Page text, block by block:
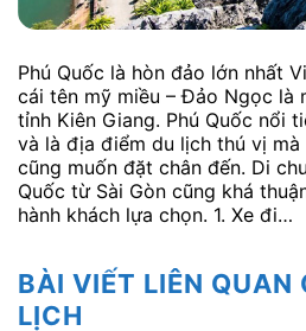
Phú Quốc là hòn đảo lớn nhất
cái tên mỹ miều – Đảo Ngọc là
tỉnh Kiên Giang. Phú Quốc nổi
và là địa điểm du lịch thú vị
cũng muốn đặt chân đến. Di
Quốc từ Sài Gòn cũng khá
hành khách lựa chọn. 1. Xe đi…
BÀI VIẾT LIÊN QUAN
LỊCH